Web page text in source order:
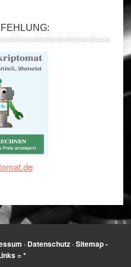
· Datenschutz·Sitemap-
= *